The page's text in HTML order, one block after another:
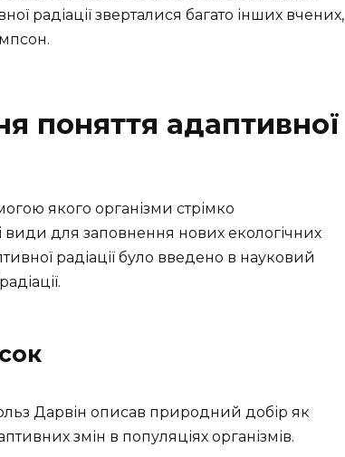
радіації зверталися багато інших вчених,
поняття адаптивної
якого організми стрімко
види для заповнення нових екологічних
радіації було введено в науковий
Дарвін описав природний добір як
змін в популяціях організмів.